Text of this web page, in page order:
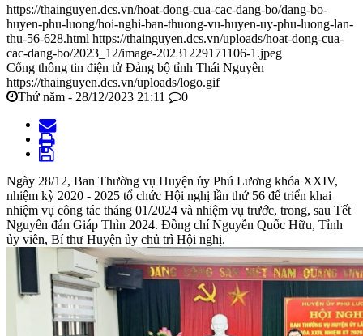
https://thainguyen.dcs.vn/hoat-dong-cua-cac-dang-bo/dang-bo-
huyen-phu-luong/hoi-nghi-ban-thuong-vu-huyen-uy-phu-luong-lan-
thu-56-628.html https://thainguyen.dcs.vn/uploads/hoat-dong-cua-
cac-dang-bo/2023_12/image-20231229171106-1.jpeg
Cổng thông tin điện tử Đảng bộ tỉnh Thái Nguyên
https://thainguyen.dcs.vn/uploads/logo.gif
Thứ năm - 28/12/2023 21:11
0
Ngày 28/12, Ban Thường vụ Huyện ủy Phú Lương khóa XXIV,
nhiệm kỳ 2020 - 2025 tổ chức Hội nghị lần thứ 56 để triển khai
nhiệm vụ công tác tháng 01/2024 và nhiệm vụ trước, trong, sau Tết
Nguyên đán Giáp Thìn 2024. Đồng chí Nguyễn Quốc Hữu, Tỉnh
ủy viên, Bí thư Huyện ủy chủ trì Hội nghị.